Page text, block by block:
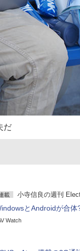
だ
載 小寺信良の週刊
とAndroidが合体
Watch